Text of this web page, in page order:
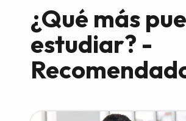
¿Qué más
estudiar? -